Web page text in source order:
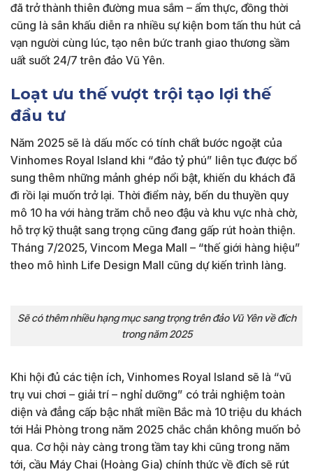
đã trở thành thiên đường mua sắm – ẩm thực, đồng thời
cũng là sân khấu diễn ra nhiều sự kiện bom tấn thu hút cả
vạn người cùng lúc, tạo nên bức tranh giao thương sầm
uất suốt 24/7 trên đảo Vũ Yên.
Loạt ưu thế vượt trội tạo lợi thế
đầu tư
Năm 2025 sẽ là dấu mốc có tính chất bước ngoặt của
Vinhomes Royal Island khi “đảo tỷ phú” liên tục được bổ
sung thêm những mảnh ghép nổi bật, khiến du khách đã
đi rồi lại muốn trở lại. Thời điểm này, bến du thuyền quy
mô 10 ha với hàng trăm chỗ neo đậu và khu vực nhà chờ,
hỗ trợ kỹ thuật sang trọng cũng đang gấp rút hoàn thiện.
Tháng 7/2025, Vincom Mega Mall – “thế giới hàng hiệu”
theo mô hình Life Design Mall cũng dự kiến trình làng.
Sẽ có thêm nhiều hạng mục sang trọng trên đảo Vũ Yên về đích
trong năm 2025
Khi hội đủ các tiện ích, Vinhomes Royal Island sẽ là “vũ
trụ vui chơi – giải trí – nghỉ dưỡng” có trải nghiệm toàn
diện và đẳng cấp bậc nhất miền Bắc mà 10 triệu du khách
tới Hải Phòng trong năm 2025 chắc chắn không muốn bỏ
qua. Cơ hội này càng trong tầm tay khi cũng trong năm
tới, cầu Máy Chai (Hoàng Gia) chính thức về đích sẽ rút